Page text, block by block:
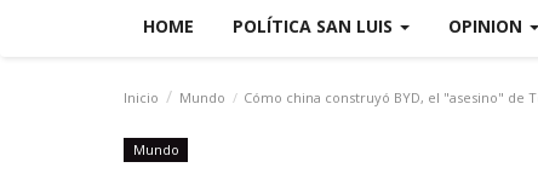
HOME POLÍTICA SAN LUIS OPINION
Inicio Mundo Cómo china construyó BYD, el "asesino" de
Mundo